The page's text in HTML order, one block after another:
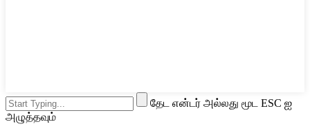
தேட என்டர் அல்லது மூட ESC ஐ
அழுத்தவும்